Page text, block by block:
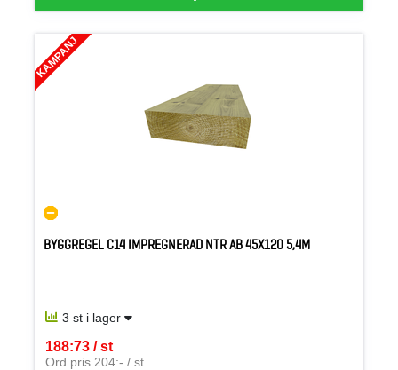
KAMPANJ
BYGGREGEL C14 IMPREGNERAD NTR AB 45X120 5,4M
3 st i lager
188:73 / st
SEK per ST
Ord pris 204:- / st